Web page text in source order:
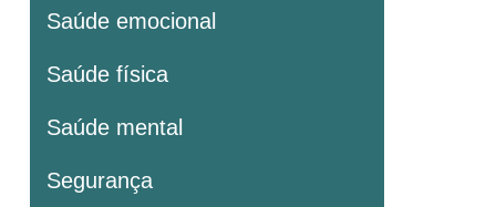
Saúde emocional
Saúde física
Saúde mental
Segurança